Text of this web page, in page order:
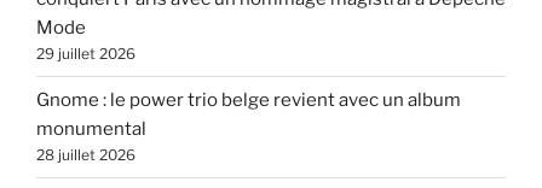
Mode
29 juillet 2026
Gnome : le power trio belge revient avec un album
monumental
28 juillet 2026